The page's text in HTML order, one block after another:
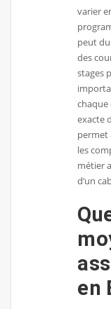
varier
peut
des
stages
chaque
exacte
permet
les
métier
d’un
en